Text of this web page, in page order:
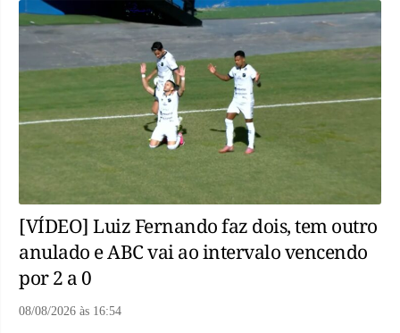
[VÍDEO] Luiz Fernando faz dois, tem outro
anulado e ABC vai ao intervalo vencendo
por 2 a 0
08/08/2026 às 16:54